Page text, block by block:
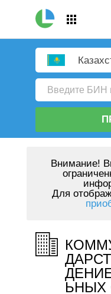
Внимание!
Для
ЬНЫХ